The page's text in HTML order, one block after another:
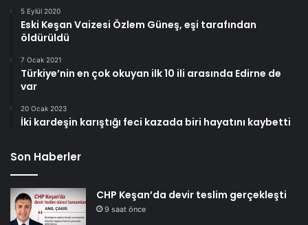
5 Eylül 2020
Eski Keşan Vaizesi Özlem Güneş, eşi tarafından
öldürüldü
7 Ocak 2021
Türkiye’nin en çok okuyan ilk 10 ili arasında Edirne de
var
20 Ocak 2023
İki kardeşin karıştığı feci kazada biri hayatını kaybetti
Son Haberler
CHP Keşan’da devir teslim gerçekleşti
9 saat önce